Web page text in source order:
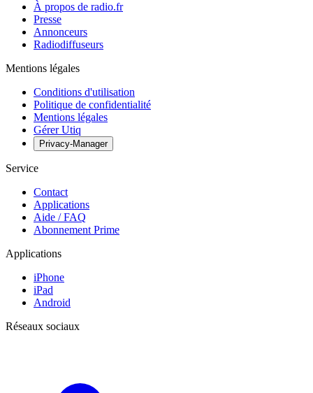
À propos de radio.fr
Presse
Annonceurs
Radiodiffuseurs
Mentions légales
Conditions d'utilisation
Politique de confidentialité
Mentions légales
Gérer Utiq
Privacy-Manager
Service
Contact
Applications
Aide / FAQ
Abonnement Prime
Applications
iPhone
iPad
Android
Réseaux sociaux